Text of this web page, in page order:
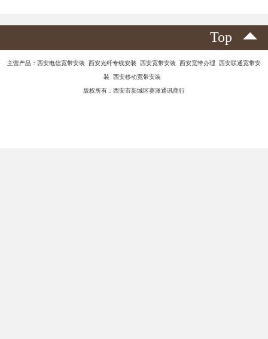
Top
主营产品：西安电信宽带安装 西安光纤专线安装 西安宽带安装 西安宽带办理 西安联通宽带安
装 西安移动宽带安装
版权所有：西安市新城区赛派通讯商行